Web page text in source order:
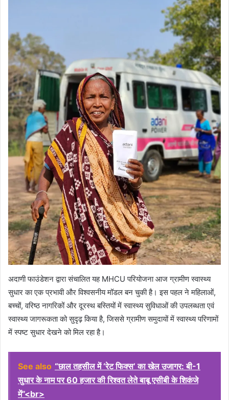
अदाणी फाउंडेशन द्वारा संचालित यह MHCU परियोजना आज ग्रामीण स्वास्थ्य
सुधार का एक प्रभावी और विश्वसनीय मॉडल बन चुकी है। इस पहल ने महिलाओं,
बच्चों, वरिष्ठ नागरिकों और दूरस्थ बस्तियों में स्वास्थ्य सुविधाओं की उपलब्धता एवं
स्वास्थ्य जागरूकता को सुदृढ़ किया है, जिससे ग्रामीण समुदायों में स्वास्थ्य परिणामों
में स्पष्ट सुधार देखने को मिल रहा है।
See also “छाल तहसील में ‘रेट फिक्स’ का खेल उजागर: बी-1
सुधार के नाम पर 60 हजार की रिश्वत लेते बाबू एसीबी के शिकंजे
में”<br>